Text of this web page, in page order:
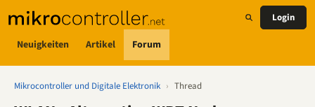
Neuigkeiten Artikel Forum
Login
Mikrocontroller und Digitale Elektronik › Thread